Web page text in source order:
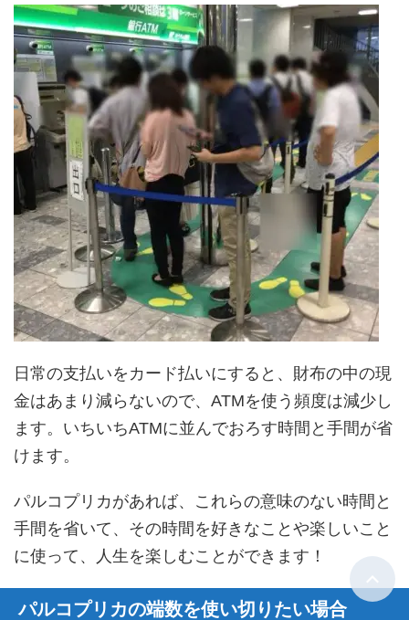
日常の支払いをカード払いにすると、財布の中の現
金はあまり減らないので、ATMを使う頻度は減少し
ます。いちいちATMに並んでおろす時間と手間が省
けます。
パルコプリカがあれば、これらの意味のない時間と
手間を省いて、その時間を好きなことや楽しいこと
に使って、人生を楽しむことができます！
パルコプリカの端数を使い切りたい場合